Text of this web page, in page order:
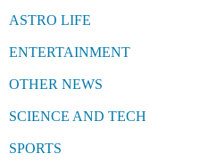
ASTRO LIFE
ENTERTAINMENT
OTHER NEWS
SCIENCE AND TECH
SPORTS